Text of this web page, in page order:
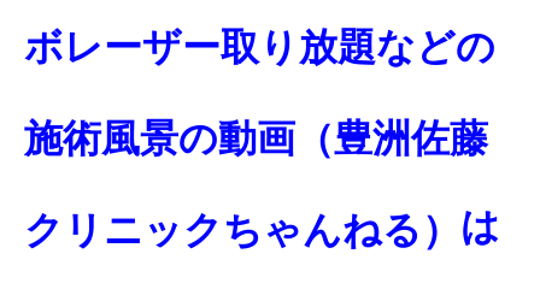
ボレーザー取り放題などの
施術風景の動画 （豊洲佐藤
クリニックちゃんねる） は